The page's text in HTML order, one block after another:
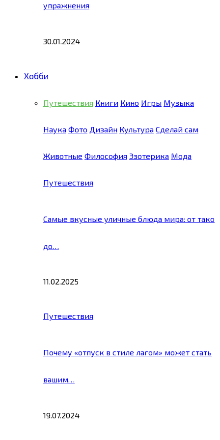
упражнения
30.01.2024
Хобби
Путешествия Книги Кино Игры Музыка
Наука Фото Дизайн Культура Сделай сам
Животные Философия Эзотерика Мода
Путешествия
Самые вкусные уличные блюда мира: от тако
до…
11.02.2025
Путешествия
Почему «отпуск в стиле лагом» может стать
вашим…
19.07.2024